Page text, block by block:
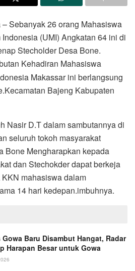
– Sebanyak 26 orang Mahasiswa
(UMI) Angkatan 64 ini di
Stecholder Desa Bone.
Kehadiran Mahasiswa
Makassar ini berlangsung
Bajeng Kabupaten
Nasir D.T dalam sambutannya di
seluruh tokoh masyarakat
Bone Mengharapkan kepada
dan Stechokder dapat berkeja
mahasiswa dalam
14 hari kedepan.imbuhnya.
Gowa Baru Disambut Hangat, Radar
Harapan Besar untuk Gowa